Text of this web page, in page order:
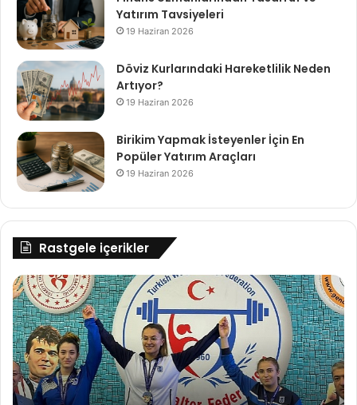
Yatırım Tavsiyeleri
19 Haziran 2026
Döviz Kurlarındaki Hareketlilik Neden
Artıyor?
19 Haziran 2026
Birikim Yapmak İsteyenler İçin En
Popüler Yatırım Araçları
19 Haziran 2026
Rastgele içerikler
Kocaeli'nin
haltercilerinden
2
gümüş
madalya